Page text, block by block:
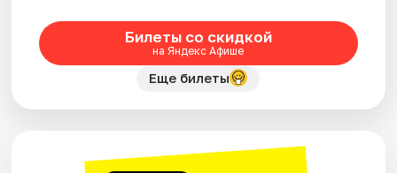
Рейтинги
Билеты со скидкой
на Яндекс Афише
Еще билеты